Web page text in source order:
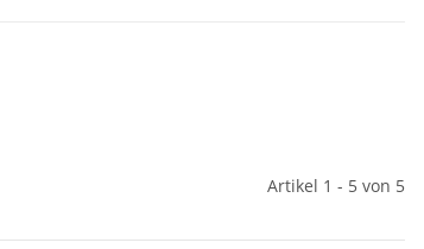
Artikel 1 - 5 von 5